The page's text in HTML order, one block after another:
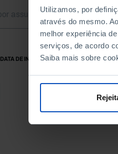
Utilizamos, por
através do mesmo.
melhor experiência
serviços, de acordo
Saiba mais sobre
DATA DE INÍCIO